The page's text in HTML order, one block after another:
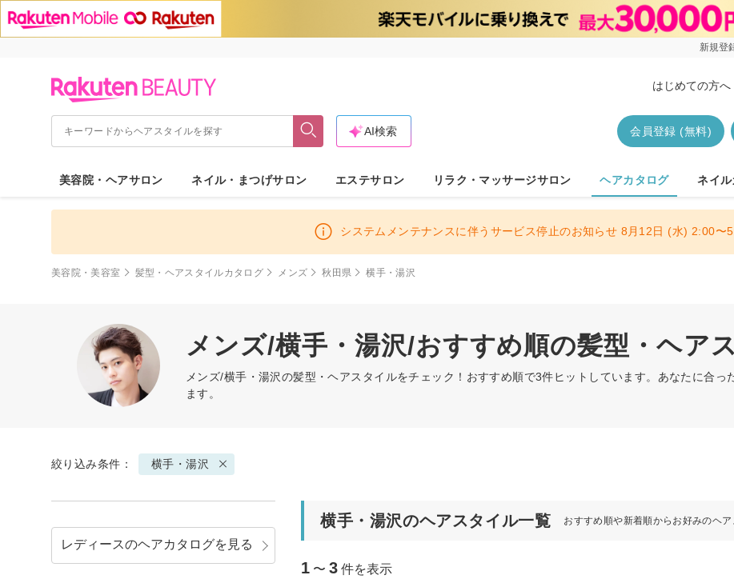
新規登
はじめての方へ
会員登録 (無料)
AI検索
美容院・ヘアサロン ネイル・まつげサロン エステサロン リラク・マッサージサロン ヘアカタログ ネイ
システムメンテナンスに伴うサービス停止のお知らせ 8月12日 (水) 2:00〜
美容院・美容室 髪型・ヘアスタイルカタログ メンズ 秋田県 横手・湯沢
メンズ/横手・湯沢/おすすめ順の髪型・ヘア
メンズ/横手・湯沢の髪型・ヘアスタイルをチェック！おすすめ順で3件ヒットしています。あなたに合
ます。
絞り込み条件： 横手・湯沢
横手・湯沢のヘアスタイル一覧 おすすめ順や新着順からお好みのヘア
1 〜 3 件を表示
レディースのヘアカタログを見る